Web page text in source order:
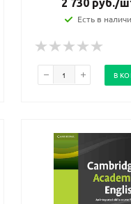
2 730 руб./
Есть в
В